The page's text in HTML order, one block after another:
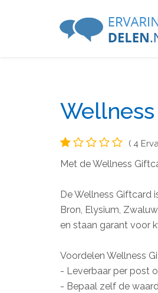
( 4
Met de Wellness
De Wellness Giftcard
Bron, Elysium,
en staan garant voor
Voordelen Wellness
- Leverbaar per post
- Bepaal zelf de